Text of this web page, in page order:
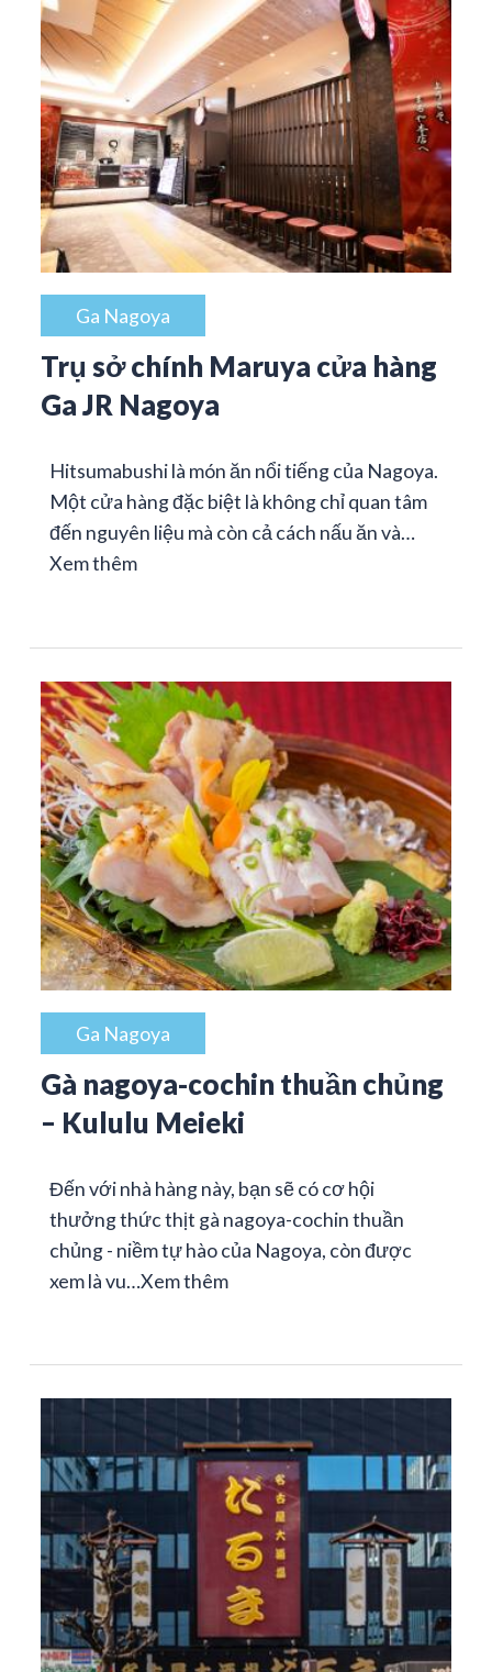
Ga Nagoya
Trụ sở chính Maruya cửa hàng
Ga JR Nagoya
Hitsumabushi là món ăn nổi tiếng của Nagoya.
Một cửa hàng đặc biệt là không chỉ quan tâm
đến nguyên liệu mà còn cả cách nấu ăn và…
Xem thêm
Ga Nagoya
Gà nagoya-cochin thuần chủng
– Kululu Meieki
Đến với nhà hàng này, bạn sẽ có cơ hội
thưởng thức thịt gà nagoya-cochin thuần
chủng - niềm tự hào của Nagoya, còn được
xem là vu…Xem thêm